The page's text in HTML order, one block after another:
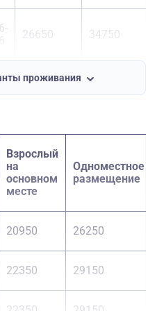
26650 34750
проживания
Взрослый
на
основном
месте
Одноместное
размещение
20950 26250
22350 29150